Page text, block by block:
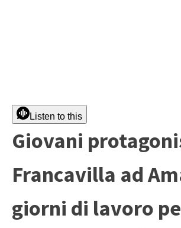
Listen to this
Giovani
Francavilla ad
giorni di lavoro